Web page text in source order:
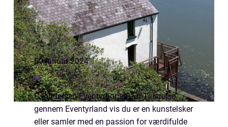
09 januar 2024
H
C. Andersen Eventyrbogen: En Tidsrejse
gennem Eventyrland vis du er en kunstelsker
eller samler med en passion for værdifulde